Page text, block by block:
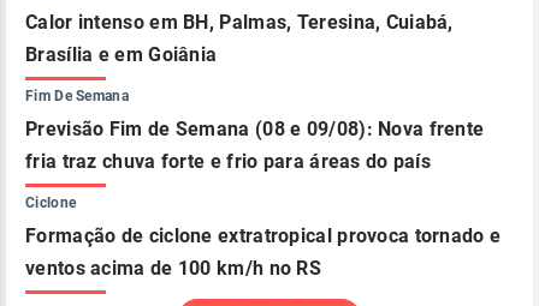
Calor intenso em BH, Palmas, Teresina, Cuiabá,
Brasília e em Goiânia
Fim De Semana
Previsão Fim de Semana (08 e 09/08): Nova frente
fria traz chuva forte e frio para áreas do país
Ciclone
Formação de ciclone extratropical provoca tornado e
ventos acima de 100 km/h no RS